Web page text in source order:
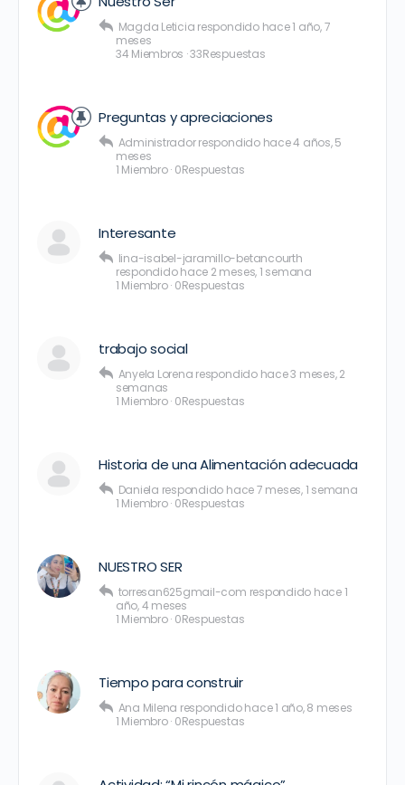
Magda Leticia respondido hace 1 año, 7
meses
34 Miembros ·33Respuestas
Preguntas y apreciaciones
Administrador respondido hace 4 años, 5
meses
1 Miembro· 0Respuestas
Interesante
lina-isabel-jaramillo-betancourth
respondidohace 2 meses, 1 semana
1 Miembro· 0Respuestas
trabajo social
Anyela Lorena respondido hace 3 meses, 2
semanas
1 Miembro· 0Respuestas
Historia de una Alimentación adecuada
Daniela respondido hace 7 meses, 1 semana
1 Miembro· 0Respuestas
NUESTRO SER
torresan625gmail-com respondido hace 1
año, 4 meses
1 Miembro· 0Respuestas
Tiempo para construir
Ana Milena respondidohace 1 año, 8 meses
1 Miembro· 0Respuestas